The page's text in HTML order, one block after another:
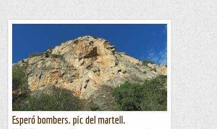
Esperó bombers. pic del martell.